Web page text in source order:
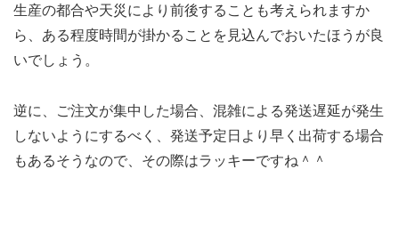
生産の都合や天災により前後することも考えられますか
ら、ある程度時間が掛かることを見込んでおいたほうが良
いでしょう。
逆に、ご注文が集中した場合、混雑による発送遅延が発生
しないようにするべく、発送予定日より早く出荷する場合
もあるそうなので、その際はラッキーですね＾＾